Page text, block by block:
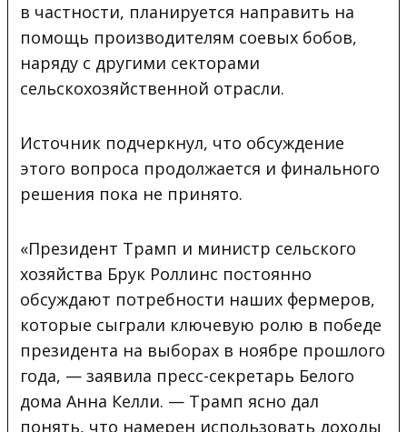
в частности, планируется направить на
помощь производителям соевых бобов,
наряду с другими секторами
сельскохозяйственной отрасли.
Источник подчеркнул, что обсуждение
этого вопроса продолжается и финального
решения пока не принято.
«Президент Трамп и министр сельского
хозяйства Брук Роллинс постоянно
обсуждают потребности наших фермеров,
которые сыграли ключевую ролю в победе
президента на выборах в ноябре прошлого
года, — заявила преcc-секретарь Белого
дома Анна Келли. — Трамп ясно дал
понять, что намерен использовать доходы